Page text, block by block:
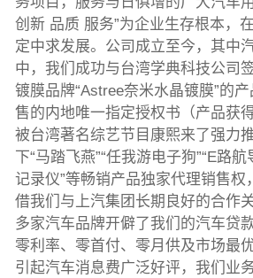
创新 品质 服务”为企业生存根本，
定中求发展。公司成立至今，其中
中，我们成功与台湾学典科技公司
镀膜品牌“Astree奈米水晶镀膜”的
售的内地唯一指定授权书（产品获
被台湾著名综艺节目康熙来了强力
下“马踏飞燕”“任我游电子狗”“E路
记录仪”等畅销产品独家代理销售权
借我们与上汽集团长期良好的合作
多家汽车品牌开僻了我们的汽车贷
零利率、零首付、零月供及市场最
引起汽车消息费广泛好评，我们业